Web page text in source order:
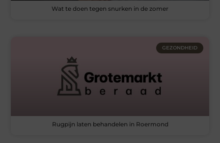
Wat te doen tegen snurken in de zomer
GEZONDHEID
Rugpijn laten behandelen in Roermond